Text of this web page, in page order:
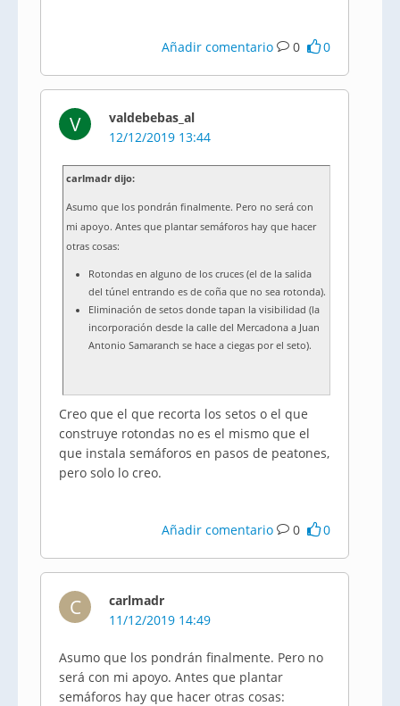
Añadir comentario 0 0
V
valdebebas_al
12/12/2019 13:44
carlmadr dijo:
Asumo que los pondrán finalmente. Pero no será con
mi apoyo. Antes que plantar semáforos hay que hacer
otras cosas:
Rotondas en alguno de los cruces (el de la salida
del túnel entrando es de coña que no sea rotonda).
Eliminación de setos donde tapan la visibilidad (la
incorporación desde la calle del Mercadona a Juan
Antonio Samaranch se hace a ciegas por el seto).
Creo que el que recorta los setos o el que
construye rotondas no es el mismo que el
que instala semáforos en pasos de peatones,
pero solo lo creo.
Añadir comentario 0 0
C
carlmadr
11/12/2019 14:49
Asumo que los pondrán finalmente. Pero no
será con mi apoyo. Antes que plantar
semáforos hay que hacer otras cosas: